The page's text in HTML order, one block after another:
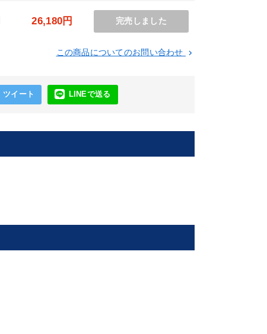
26,180円 完売しました
この商品についてのお問い合わせ keyboard_arrow_right
ツイート LINEで送る